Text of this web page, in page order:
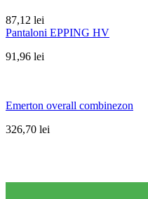
87,12 lei
Pantaloni EPPING HV
91,96 lei
Emerton overall combinezon
326,70 lei